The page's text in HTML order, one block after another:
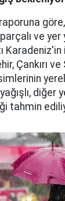
ve
Çankırı
diğer
tahmin